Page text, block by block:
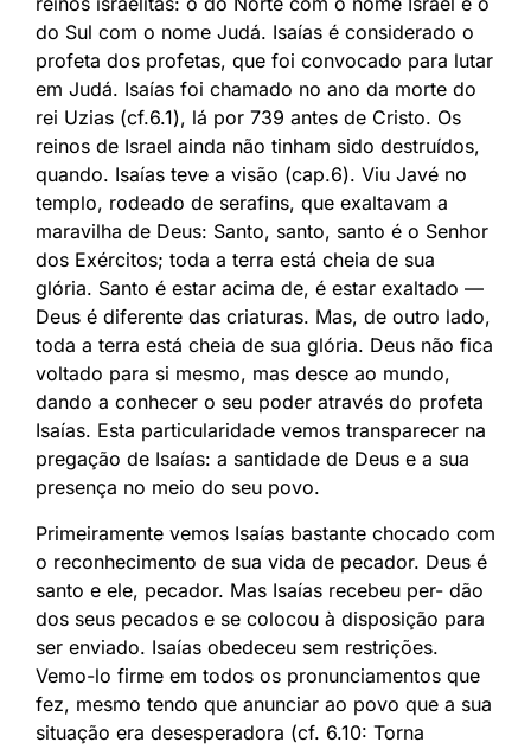
do Sul com o nome Judá. Isaías é considerado o
profeta dos profetas, que foi convocado para lutar
em Judá. Isaías foi chamado no ano da morte do
rei Uzias (cf.6.1), lá por 739 antes de Cristo. Os
reinos de Israel ainda não tinham sido destruídos,
quando. Isaías teve a visão (cap.6). Viu Javé no
templo, rodeado de serafins, que exaltavam a
maravilha de Deus: Santo, santo, santo é o Senhor
dos Exércitos; toda a terra está cheia de sua
glória. Santo é estar acima de, é estar exaltado —
Deus é diferente das criaturas. Mas, de outro lado,
toda a terra está cheia de sua glória. Deus não fica
voltado para si mesmo, mas desce ao mundo,
dando a conhecer o seu poder através do profeta
Isaías. Esta particularidade vemos transparecer na
pregação de Isaías: a santidade de Deus e a sua
presença no meio do seu povo.
Primeiramente vemos Isaías bastante chocado com
o reconhecimento de sua vida de pecador. Deus é
santo e ele, pecador. Mas Isaías recebeu per- dão
dos seus pecados e se colocou à disposição para
ser enviado. Isaías obedeceu sem restrições.
Vemo-lo firme em todos os pronunciamentos que
fez, mesmo tendo que anunciar ao povo que a sua
situação era desesperadora (cf. 6.10: Torna